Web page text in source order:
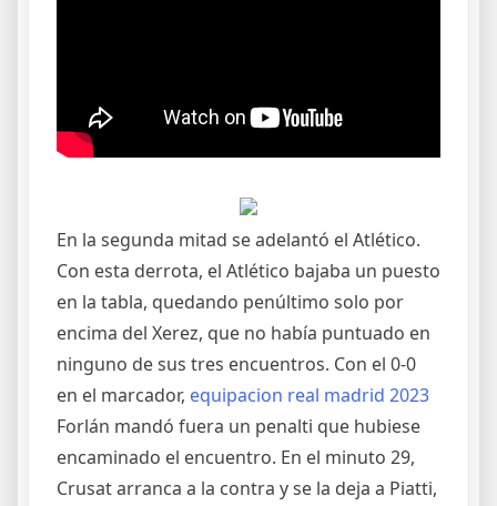
En la segunda mitad se adelantó el Atlético.
Con esta derrota, el Atlético bajaba un puesto
en la tabla, quedando penúltimo solo por
encima del Xerez, que no había puntuado en
ninguno de sus tres encuentros. Con el 0-0
en el marcador, equipacion real madrid 2023
Forlán mandó fuera un penalti que hubiese
encaminado el encuentro. En el minuto 29,
Crusat arranca a la contra y se la deja a Piatti,